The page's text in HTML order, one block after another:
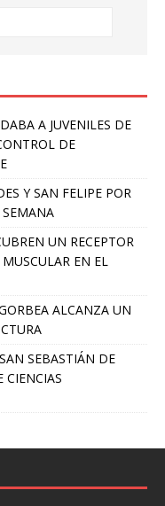
A JUVENILES DE
DE
Y SAN FELIPE POR
SEMANA
UN RECEPTOR
MUSCULAR EN EL
ALCANZA UN
SEBASTIÁN DE
CIENCIAS